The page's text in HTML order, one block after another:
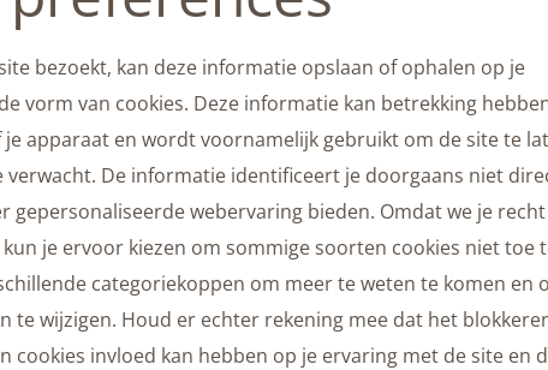
en Bronlicht,
en warme
bezoekt, kan deze informatie opslaan of ophalen op je
vorm van cookies. Deze informatie kan betrekking
apparaat en wordt voornamelijk gebruikt om de site te
verwacht. De informatie identificeert je doorgaans niet
gepersonaliseerde webervaring bieden. Omdat we je
je ervoor kiezen om sommige soorten cookies niet toe
categoriekoppen om meer te weten te komen en
te wijzigen. Houd er echter rekening mee dat het
cookies invloed kan hebben op je ervaring met de site en